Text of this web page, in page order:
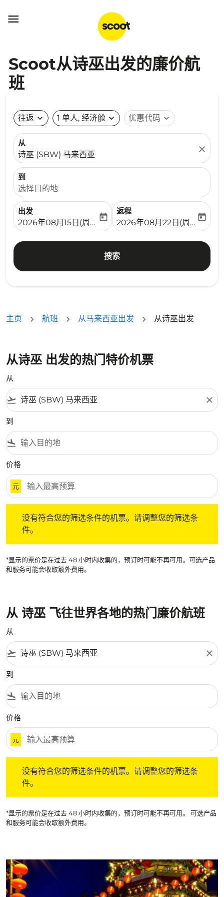

Scoot从诗巫出发的廉价航
班
往返 expand_more 1 单人, 经济舱 expand_more 优惠代码 expand_more
从
诗巫 (SBW) 马来西亚
close
到
选择目的地
出发
fc-booking-departure-date-aria-label
2026年08月15日(周六)
today
返程
fc-booking-return-date-
2026年08月22日(周六)
today
搜索
主页 航班 从马来西亚出发 从诗巫出发
从诗巫 出发的热门特价机票
从
flight_takeoff close
到
flight_land
价格
元
没有符合您的筛选条件的机票。请调整您的筛选条
件。
*显示的票价是在过去 48 小时内收集的，预订时可能不再可用。可选产品
和服务可能会收取额外费用。
从 诗巫 飞往世界各地的热门廉价航班
从
flight_takeoff close
到
flight_land
价格
元
没有符合您的筛选条件的机票。请调整您的筛选条
件。
*显示的票价是在过去 48 小时内收集的，预订时可能不再可用。 可选产品
和服务可能会收取额外费用。